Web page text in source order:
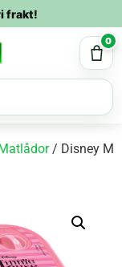
frakt!
0
/ Disney